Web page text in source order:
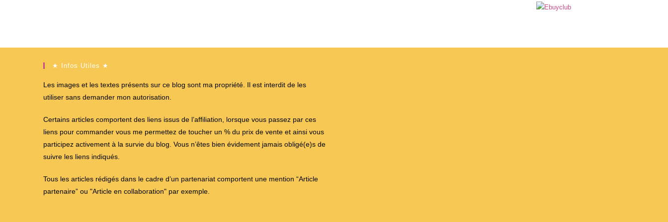
★ Infos Utiles ★
Les images et les textes présents sur ce blog sont ma propriété. Il est interdit de les
utiliser sans demander mon autorisation.
Certains articles comportent des liens issus de l’affiliation, lorsque vous passez par ces
liens pour commander vous me permettez de toucher un % du prix de vente et ainsi vous
participez activement à la survie du blog. Vous n’êtes bien évidement jamais obligé(e)s de
suivre les liens indiqués.
Tous les articles rédigés dans le cadre d’un partenariat comportent une mention “Article
partenaire” ou "Article en collaboration" par exemple.